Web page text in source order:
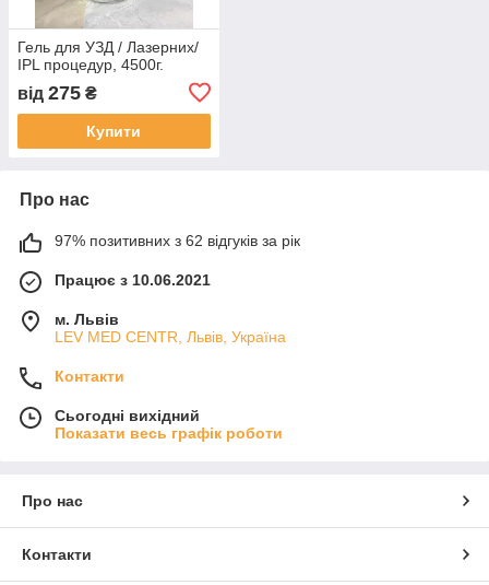
Гель для УЗД / Лазерних/
IPL процедур, 4500г.
від 275 ₴
Купити
Про нас
97% позитивних з 62 відгуків за рік
Працює з 10.06.2021
м. Львів
LEV MED CENTR, Львів, Україна
Контакти
Сьогодні вихідний
Показати весь графік роботи
Про нас
Контакти